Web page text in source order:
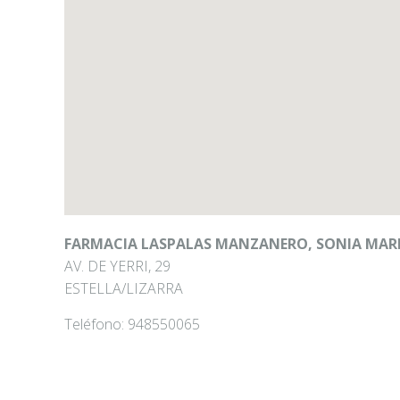
FARMACIA LASPALAS MANZANERO, SONIA
AV. DE YERRI, 29
ESTELLA/LIZARRA
Teléfono: 948550065